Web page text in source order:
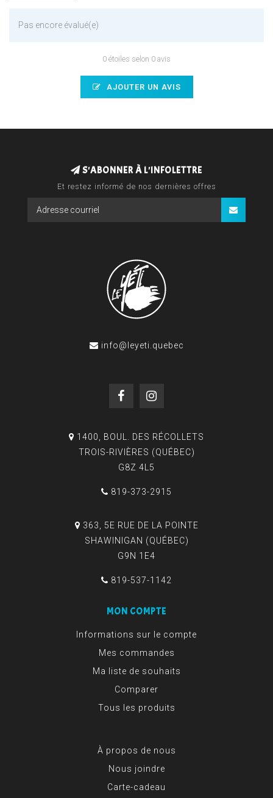
Pas encore évalué(e)
0 étoiles selon 0 avis
AJOUTER UN AVIS
S'ABONNER À L'INFOLETTRE
Et restez informé de nos dernières offres
info@leyeti.quebec
1400, BOUL. DES RÉCOLLETS
TROIS-RIVIÈRES (QUÉBEC)
G8Z 4L5
819-373-2915
363, 5E RUE DE LA POINTE
SHAWINIGAN (QUÉBEC)
G9N 1E4
819-537-1142
MON COMPTE
Informations sur le compte
Mes commandes
Ma liste de souhaits
Comparer
Tous les produits
À propos de nous
Nous joindre
Carte-cadeau